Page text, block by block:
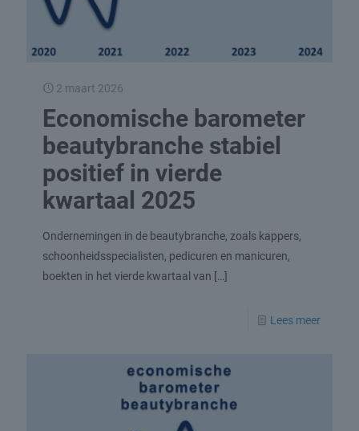
2 maart 2026
Economische barometer
beautybranche stabiel
positief in vierde
kwartaal 2025
Ondernemingen in de beautybranche, zoals kappers,
schoonheidsspecialisten, pedicuren en manicuren,
boekten in het vierde kwartaal van […]
Lees meer